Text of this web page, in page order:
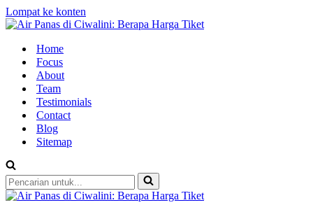
Lompat ke konten
Home
Focus
About
Team
Testimonials
Contact
Blog
Sitemap
Pencarian
untuk...